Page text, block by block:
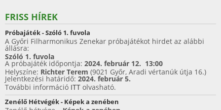
c
e
b
o
o
k
itt
er e
st
e
FRISS HÍREK
Próbajáték - Szóló 1. fuvola
A Győri Filharmonikus Zenekar próbajátékot hirdet az alábbi
állásra:
Szóló 1. fuvola
A próbajáték időpontja: 2024. február 12. 13:00
Helyszíne: Richter Terem (9021 Győr, Aradi vértanúk útja 16.)
Jelentkezési határidő: 2024. február 5.
További információ ITT olvasható.
Zenélő Hétvégék - Képek a zenében